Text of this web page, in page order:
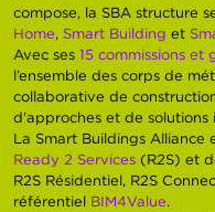
compose, la SBA structure
Home
Smart Building et
Avec ses15 commissions et
l’ensemble des corps de
collaborative de
d’approches et de solutions
La Smart Buildings Alliance
Ready 2 Services (R2S) et
R2S Résidentiel, R2S
référentiel BIM4Value